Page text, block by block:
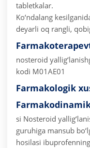
tabletkalar.
Ko‘ndalang
deyarli oq rangli,
nosteroid
kodi M01AE01
Farmakologik
si Nosteroid
guruhiga mansub
hosilasi